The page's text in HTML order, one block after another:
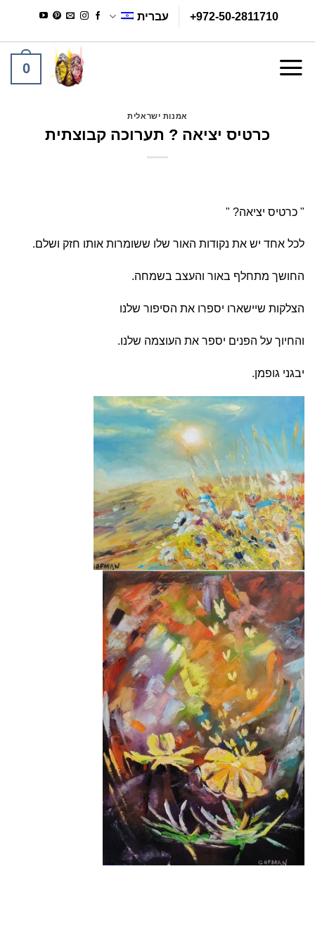
content
+972-50-2811710 עברית
0
אמנות ישראלית
כרטיס יציאה ? תערוכה קבוצתית
" כרטיס יציאה? "
לכל אחד יש את נקודות האור שלו ששומרות אותו חזק ושלם.
החושך מתחלף באור והעצב בשמחה.
הצלקות שיישארו יספרו את הסיפור שלנו
והחיוך על הפנים יספר את העוצמה שלנו.
יבגני גופמן.